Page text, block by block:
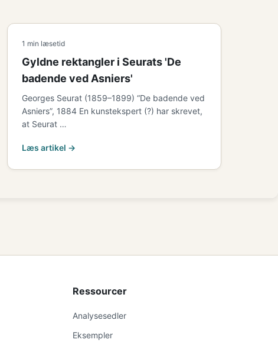
1 min læsetid
Gyldne rektangler i Seurats 'De
badende ved Asniers'
Georges Seurat (1859–1899) “De badende ved
Asniers”, 1884 En kunstekspert (?) har skrevet,
at Seurat …
Læs artikel →
Ressourcer
Analysesedler
Eksempler